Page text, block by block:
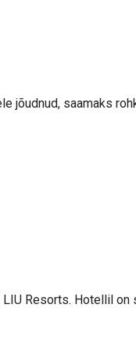
jõudnud, saamaks
Resorts. Hotellil on